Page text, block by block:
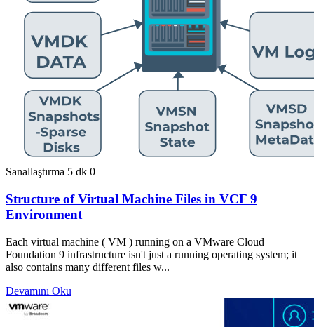
Sanallaştırma 5 dk 0
Structure of Virtual Machine Files in VCF 9
Environment
Each virtual machine ( VM ) running on a VMware Cloud
Foundation 9 infrastructure isn't just a running operating system; it
also contains many different files w...
Devamını Oku